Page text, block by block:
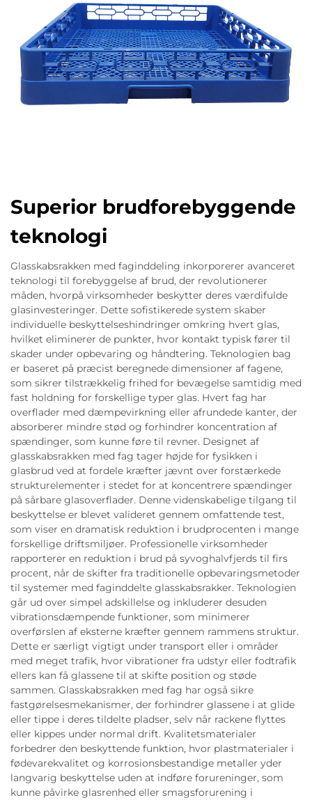
Superior brudforebyggende
teknologi
Glasskabsrakken med faginddeling inkorporerer avanceret
teknologi til forebyggelse af brud, der revolutionerer
måden, hvorpå virksomheder beskytter deres værdifulde
glasinvesteringer. Dette sofistikerede system skaber
individuelle beskyttelseshindringer omkring hvert glas,
hvilket eliminerer de punkter, hvor kontakt typisk fører til
skader under opbevaring og håndtering. Teknologien bag
er baseret på præcist beregnede dimensioner af fagene,
som sikrer tilstrækkelig frihed for bevægelse samtidig med
fast holdning for forskellige typer glas. Hvert fag har
overflader med dæmpevirkning eller afrundede kanter, der
absorberer mindre stød og forhindrer koncentration af
spændinger, som kunne føre til revner. Designet af
glasskabsrakken med fag tager højde for fysikken i
glasbrud ved at fordele kræfter jævnt over forstærkede
strukturelementer i stedet for at koncentrere spændinger
på sårbare glasoverflader. Denne videnskabelige tilgang til
beskyttelse er blevet valideret gennem omfattende test,
som viser en dramatisk reduktion i brudprocenten i mange
forskellige driftsmiljøer. Professionelle virksomheder
rapporterer en reduktion i brud på syvoghalvfjerds til firs
procent, når de skifter fra traditionelle opbevaringsmetoder
til systemer med faginddelte glasskabsrakker. Teknologien
går ud over simpel adskillelse og inkluderer desuden
vibrationsdæmpende funktioner, som minimerer
overførslen af eksterne kræfter gennem rammens struktur.
Dette er særligt vigtigt under transport eller i områder
med meget trafik, hvor vibrationer fra udstyr eller fodtrafik
ellers kan få glassene til at skifte position og støde
sammen. Glasskabsrakken med fag har også sikre
fastgørelsesmekanismer, der forhindrer glassene i at glide
eller tippe i deres tildelte pladser, selv når rackene flyttes
eller kippes under normal drift. Kvalitetsmaterialer
forbedrer den beskyttende funktion, hvor plastmaterialer i
fødevarekvalitet og korrosionsbestandige metaller yder
langvarig beskyttelse uden at indføre forureninger, som
kunne påvirke glasrenhed eller smagsforurening i